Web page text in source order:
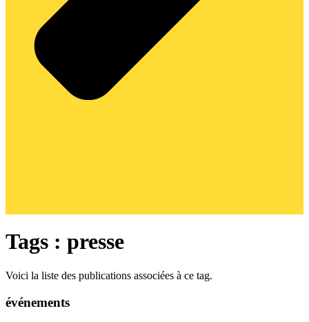
Tags : presse
Voici la liste des publications associées à ce tag.
événements